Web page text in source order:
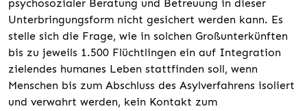
psychosozialer Beratung und Betreuung in dieser
Unterbringungsform nicht gesichert werden kann. Es
stelle sich die Frage, wie in solchen Großunterkünften
bis zu jeweils 1.500 Flüchtlingen ein auf Integration
zielendes humanes Leben stattfinden soll, wenn
Menschen bis zum Abschluss des Asylverfahrens isoliert
und verwahrt werden, kein Kontakt zum